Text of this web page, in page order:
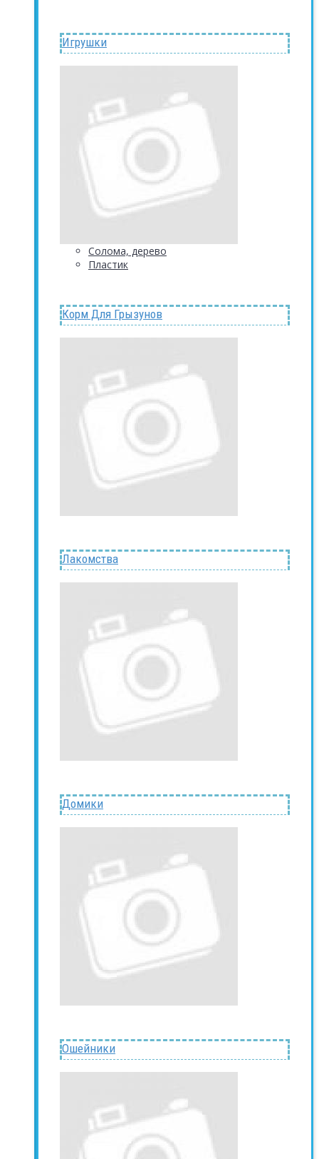
Игрушки
Солома, дерево
Пластик
Корм Для Грызунов
Лакомства
Домики
Ошейники